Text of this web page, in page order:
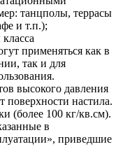
танцполы, террасы
и т.п.);
применяться как в
так и для
высокого давления
поверхности настила.
(более 100 кг/кв.см).
в
приведшие